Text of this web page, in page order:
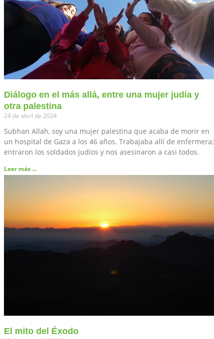
Diálogo en el más allá, entre una mujer judía y
otra palestina
24 de abril de 2024
Subhan Allah, soy una mujer palestina que acaba de morir en
un hospital de Gaza a los 46 años. Trabajaba allí de enfermera;
entraron los soldados judíos y nos asesinaron a casi todos.
Leer más ...
El mito del Éxodo